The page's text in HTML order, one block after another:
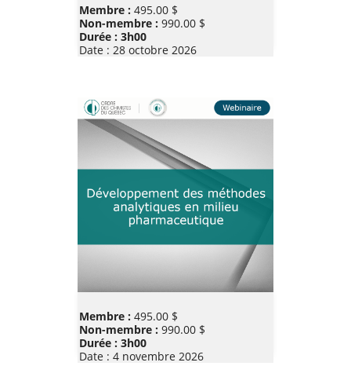
Prix
Membre : 495.00 $
Non-membre : 990.00 $
Durée : 3h00
Date : 28 octobre 2026
Prix
Membre : 495.00 $
Non-membre : 990.00 $
Durée : 3h00
Date : 4 novembre 2026